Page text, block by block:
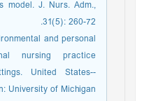
model. J. Nurs. Adm.,
31(5): 260-72.
and personal
nursing practice
United States--
University of Michigan.